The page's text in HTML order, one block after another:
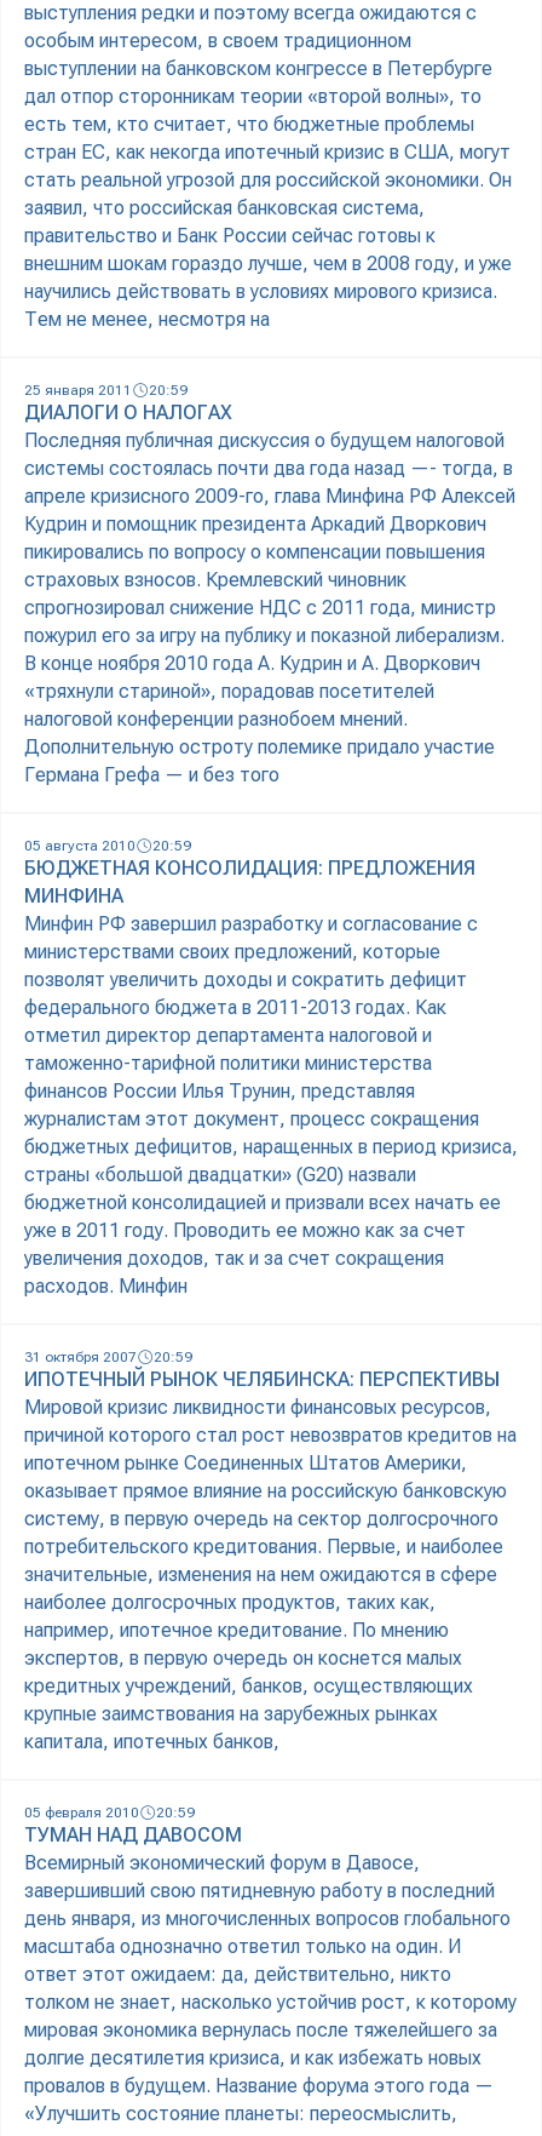
выступления редки и поэтому всегда ожидаются с
особым интересом, в своем традиционном
выступлении на банковском конгрессе в Петербурге
дал отпор сторонникам теории «второй волны», то
есть тем, кто считает, что бюджетные проблемы
стран ЕС, как некогда ипотечный кризис в США, могут
стать реальной угрозой для российской экономики. Он
заявил, что российская банковская система,
правительство и Банк России сейчас готовы к
внешним шокам гораздо лучше, чем в 2008 году, и уже
научились действовать в условиях мирового кризиса.
Тем не менее, несмотря на
25 января 2011 20:59
ДИАЛОГИ О НАЛОГАХ
Последняя публичная дискуссия о будущем налоговой
системы состоялась почти два года назад —- тогда, в
апреле кризисного 2009-го, глава Минфина РФ Алексей
Кудрин и помощник президента Аркадий Дворкович
пикировались по вопросу о компенсации повышения
страховых взносов. Кремлевский чиновник
спрогнозировал снижение НДС с 2011 года, министр
пожурил его за игру на публику и показной либерализм.
В конце ноября 2010 года А. Кудрин и А. Дворкович
«тряхнули стариной», порадовав посетителей
налоговой конференции разнобоем мнений.
Дополнительную остроту полемике придало участие
Германа Грефа — и без того
05 августа 2010 20:59
БЮДЖЕТНАЯ КОНСОЛИДАЦИЯ: ПРЕДЛОЖЕНИЯ
МИНФИНА
Минфин РФ завершил разработку и согласование с
министерствами своих предложений, которые
позволят увеличить доходы и сократить дефицит
федерального бюджета в 2011-2013 годах. Как
отметил директор департамента налоговой и
таможенно-тарифной политики министерства
финансов России Илья Трунин, представляя
журналистам этот документ, процесс сокращения
бюджетных дефицитов, наращенных в период кризиса,
страны «большой двадцатки» (G20) назвали
бюджетной консолидацией и призвали всех начать ее
уже в 2011 году. Проводить ее можно как за счет
увеличения доходов, так и за счет сокращения
расходов. Минфин
31 октября 2007 20:59
ИПОТЕЧНЫЙ РЫНОК ЧЕЛЯБИНСКА: ПЕРСПЕКТИВЫ
Мировой кризис ликвидности финансовых ресурсов,
причиной которого стал рост невозвратов кредитов на
ипотечном рынке Соединенных Штатов Америки,
оказывает прямое влияние на российскую банковскую
систему, в первую очередь на сектор долгосрочного
потребительского кредитования. Первые, и наиболее
значительные, изменения на нем ожидаются в сфере
наиболее долгосрочных продуктов, таких как,
например, ипотечное кредитование. По мнению
экспертов, в первую очередь он коснется малых
кредитных учреждений, банков, осуществляющих
крупные заимствования на зарубежных рынках
капитала, ипотечных банков,
05 февраля 2010 20:59
ТУМАН НАД ДАВОСОМ
Всемирный экономический форум в Давосе,
завершивший свою пятидневную работу в последний
день января, из многочисленных вопросов глобального
масштаба однозначно ответил только на один. И
ответ этот ожидаем: да, действительно, никто
толком не знает, насколько устойчив рост, к которому
мировая экономика вернулась после тяжелейшего за
долгие десятилетия кризиса, и как избежать новых
провалов в будущем. Название форума этого года —
«Улучшить состояние планеты: переосмыслить,